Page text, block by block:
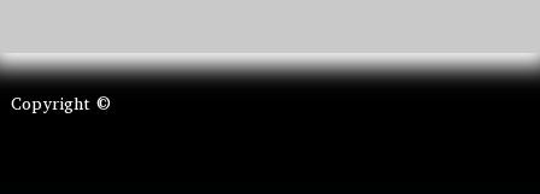
Copyright ©